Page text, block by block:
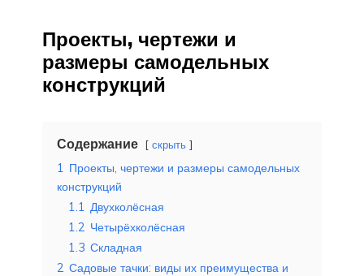
Проекты, чертежи и
размеры самодельных
конструкций
Содержание скрыть
1 Проекты, чертежи и размеры самодельных
конструкций
1.1 Двухколёсная
1.2 Четырёхколёсная
1.3 Складная
2 Садовые тачки: виды их преимущества и